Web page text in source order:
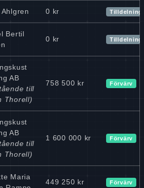
0 kr Tilldelning
Bertil
0 kr Tilldelning
AB
till
Thorell)
758 500 kr Förvärv
AB
till
Thorell)
1 600 000 kr Förvärv
Maria
449 250 kr Förvärv